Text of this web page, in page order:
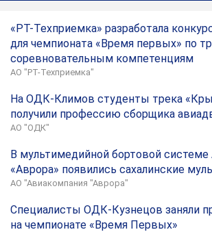
«РТ-Техприемка» разработала
для чемпионата «Время первых» по
соревновательным компетенциям
АО "РТ-Техприемка"
На ОДК-Климов студенты трека
получили профессию сборщика
АО "ОДК"
В мультимедийной бортовой
«Аврора» появились сахалинские
АО "Авиакомпания "Аврора"
Специалисты ОДК-Кузнецов заняли
на чемпионате «Время Первых»